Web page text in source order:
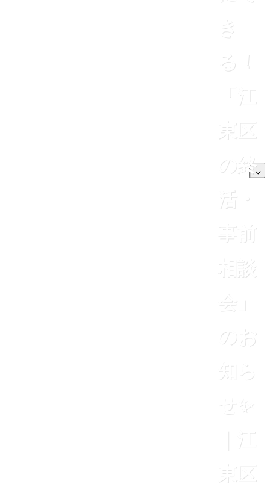
き
る！
「江
東区
の終
活・
事前
相談
会」
のお
知ら
せ✨
｜江
東区